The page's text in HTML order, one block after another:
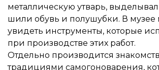
металлическую утварь,
шили обувь и полушубки. В музее
увидеть инструменты, которые
при производстве этих работ.
Отдельно производится
традициями самогоноварения,